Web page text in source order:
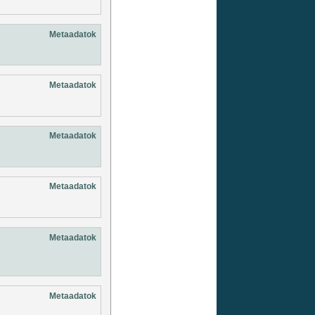
Metaadatok
Metaadatok
Metaadatok
Metaadatok
Metaadatok
Metaadatok